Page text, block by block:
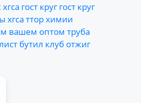
хгса гост круг гост круг
хгса тторхимии
вашем оптом труба
бутил клуб отжиг